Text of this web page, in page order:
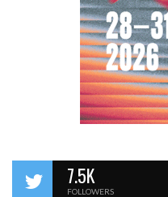
7.5K
FOLLOWERS